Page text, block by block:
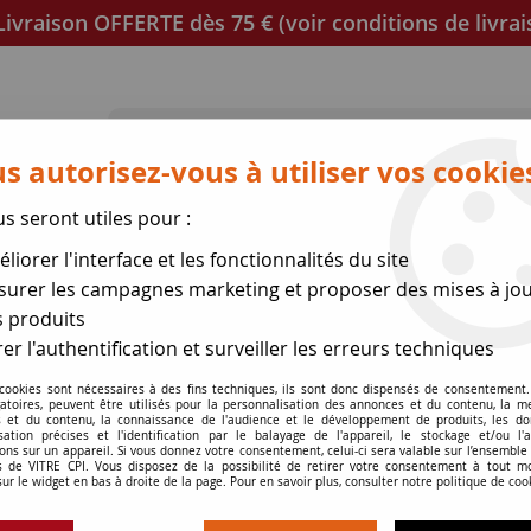
OFFERTE dès 75 € (voir conditions de
Mica et joint à découper Joints de porte
des expéditions le 17
Joint de porte
Soyez le premier à donner
autorisez-vous à utiliser vos
seront utiles pour :
l'interface et les fonctionnalités du site
les campagnes marketing et proposer des mises à
produits
l'authentification et surveiller les erreurs techniques
sont nécessaires à des fins techniques, ils sont donc dispensés de
peuvent être utilisés pour la personnalisation des annonces et du contenu, la
et du contenu, la connaissance de l'audience et le développement de produits, les
précises et l'identification par le balayage de l'appareil, le stockage et/ou
sur un appareil. Si vous donnez votre consentement, celui-ci sera valable sur l’ensemble
de VITRE CPI. Vous disposez de la possibilité de retirer votre consentement à tout
le widget en bas à droite de la page. Pour en savoir plus, consulter notre politique de